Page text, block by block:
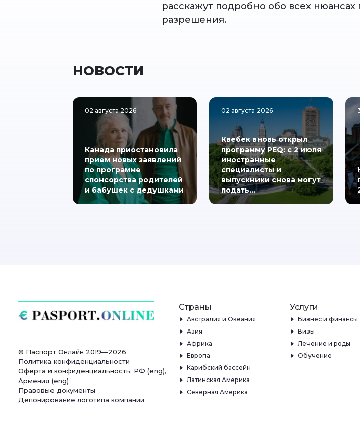
расскажут подробно обо всех нюансах
разрешения.
НОВОСТИ
02 августа 2026
Канада приостановила
прием новых заявлений
по программе
спонсорства родителей
и бабушек с дедушками
02 августа 2026
Квебек вновь открыл
программу PEQ: с 2 июля
иностранные
специалисты и
выпускники снова могут
подать…
© Паспорт Онлайн 2019—2026
Политика конфиденциальности
Оферта и конфиденциальность: РФ (eng),
Армения (eng)
Правовые документы
Депонирование логотипа компании
Страны
Австралия и Океания
Азия
Африка
Европа
Карибский бассейн
Латинская Америка
Северная Америка
Услуги
Бизнес и финансы
Визы
Лечение и роды
Обучение